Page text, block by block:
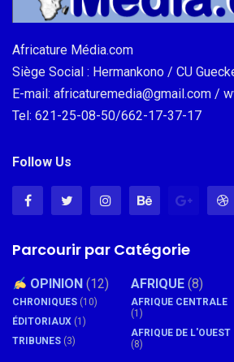
Africature Média.com
Siège Social : Hermankono / CU
E-mail: africaturemedia@gmail.com /
Tel: 621-25-08-50/662-17-37-17
Follow Us
Parcourir par Catégorie
OPINION (12)
CHRONIQUES (10)
ÉDITORIAUX (1)
TRIBUNES (3)
AFRIQUE (8)
AFRIQUE CENTRALE
(1)
AFRIQUE DE L'OUEST
(8)